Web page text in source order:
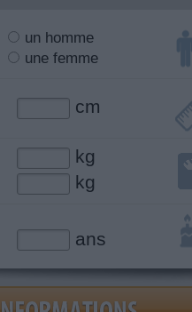
un homme
une femme
cm
kg
kg
ans